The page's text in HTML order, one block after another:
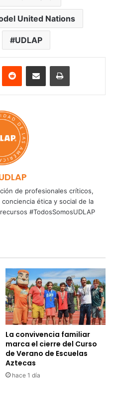
United Nations
UDLAP
Reddit Share via Email Print
de profesionales críticos,
ética y social de la
#TodosSomosUDLAP
La convivencia familiar
marca el cierre del Curso
de Verano de Escuelas
Aztecas
hace 1 día